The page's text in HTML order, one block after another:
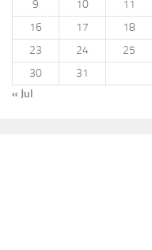
9
10 11
16
17 18
23
24 25
30
31
« Jul